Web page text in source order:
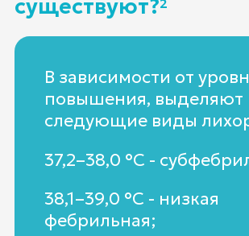
существуют?2
В зависимости от
повышения, выделяют
следующие виды
37,2–38,0 °С -
38,1–39,0 °С - низкая
фебрильная;